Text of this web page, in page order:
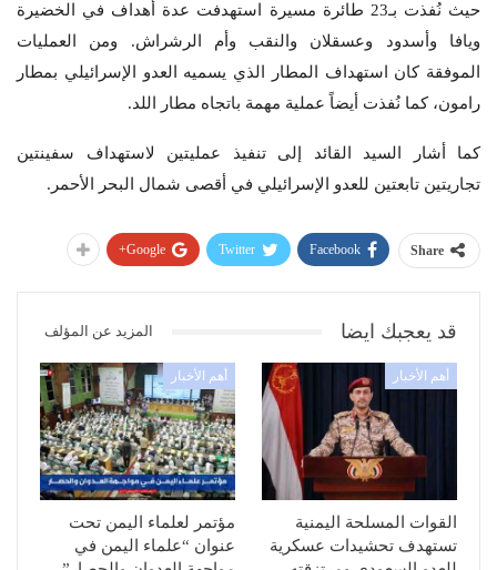
حيث نُفذت بـ23 طائرة مسيرة استهدفت عدة أهداف في الخضيرة
ويافا وأسدود وعسقلان والنقب وأم الرشراش. ومن العمليات
الموفقة كان استهداف المطار الذي يسميه العدو الإسرائيلي بمطار
رامون، كما نُفذت أيضاً عملية مهمة باتجاه مطار اللد.
كما أشار السيد القائد إلى تنفيذ عمليتين لاستهداف سفينتين
تجاريتين تابعتين للعدو الإسرائيلي في أقصى شمال البحر الأحمر.
Share
Facebook
Twitter
Google+
قد يعجبك ايضا المزيد عن المؤلف
أهم الأخبار
القوات المسلحة اليمنية
تستهدف تحشيدات عسكرية
أهم الأخبار
مؤتمر لعلماء اليمن تحت
عنوان “علماء اليمن في